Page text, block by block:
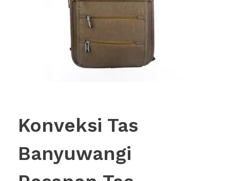
Konveksi Tas
Banyuwangi